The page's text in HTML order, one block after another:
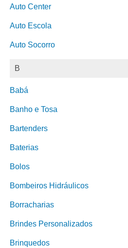
Auto Center
Auto Escola
Auto Socorro
B
Babá
Banho e Tosa
Bartenders
Baterias
Bolos
Bombeiros Hidráulicos
Borracharias
Brindes Personalizados
Brinquedos